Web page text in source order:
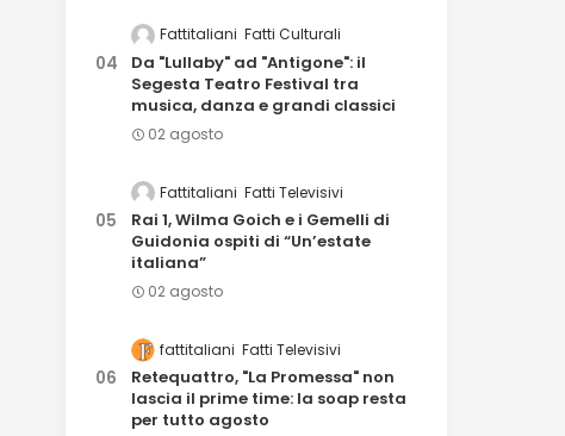
Fattitaliani Fatti Culturali
Da "Lullaby" ad "Antigone": il
Segesta Teatro Festival tra
musica, danza e grandi classici
02 agosto
Fattitaliani Fatti Televisivi
Rai 1, Wilma Goich e i Gemelli di
Guidonia ospiti di “Un’estate
italiana”
02 agosto
fattitaliani Fatti Televisivi
Retequattro, "La Promessa" non
lascia il prime time: la soap resta
per tutto agosto